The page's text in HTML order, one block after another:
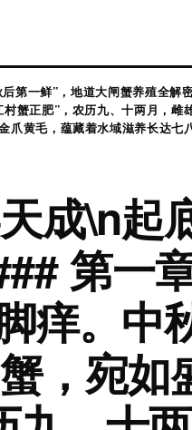
第一鲜”，地道大闸蟹养殖全
蟹正肥”，农历九、十两月，
爪黄毛，蕴藏着水域滋养长达
成\n起
第一
痒。中
，宛